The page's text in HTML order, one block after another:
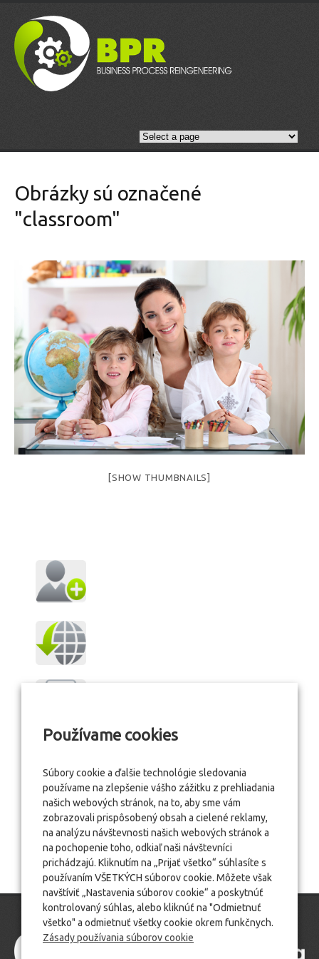
Obrázky sú označené
"classroom"
[SHOW THUMBNAILS]
Používame cookies
Súbory cookie a ďalšie technológie sledovania
používame na zlepšenie vášho zážitku z prehliadania
našich webových stránok, na to, aby sme vám
zobrazovali prispôsobený obsah a cielené reklamy,
na analýzu návštevnosti našich webových stránok a
na pochopenie toho, odkiaľ naši návštevníci
prichádzajú. Kliknutím na „Prijať všetko“ súhlasíte s
používaním VŠETKÝCH súborov cookie. Môžete však
navštíviť „Nastavenia súborov cookie“ a poskytnúť
kontrolovaný súhlas, alebo kliknúť na "Odmietnuť
všetko" a odmietnuť všetky cookie okrem funkčnych.
Zásady používania súborov cookie